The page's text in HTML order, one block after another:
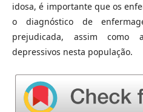
idosa, é importante que os
o diagnóstico de
prejudicada, assim como
depressivos nesta população.